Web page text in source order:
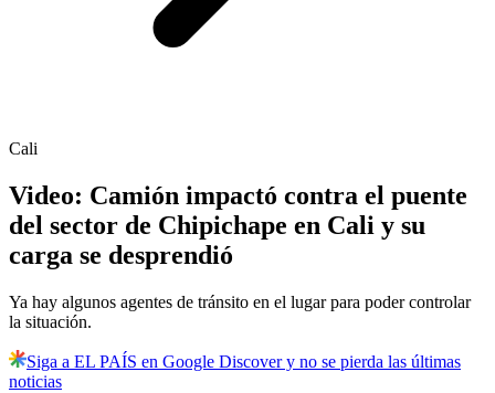
Cali
Video: Camión impactó contra el puente
del sector de Chipichape en Cali y su
carga se desprendió
Ya hay algunos agentes de tránsito en el lugar para poder controlar
la situación.
Siga a EL PAÍS en Google Discover y no se pierda las últimas
noticias